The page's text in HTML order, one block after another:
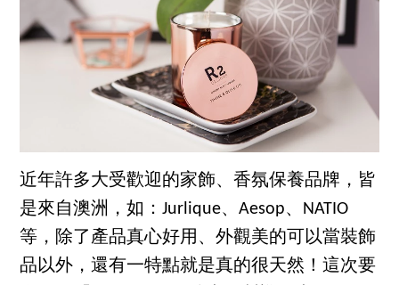
近年許多大受歡迎的家飾、香氛保養品牌，皆
是來自澳洲，如：Jurlique、Aesop、NATIO
等，除了產品真心好用、外觀美的可以當裝飾
品以外，還有一特點就是真的很天然！這次要